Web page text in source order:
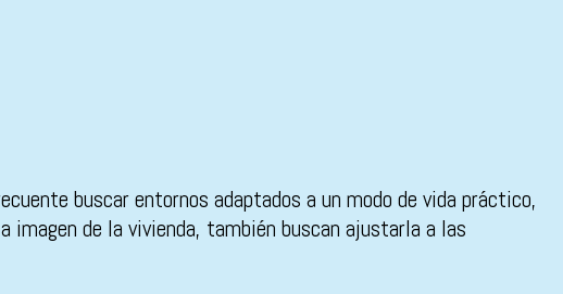
buscar entornos adaptados a un modo de vida práctico,
imagen de la vivienda, también buscan ajustarla a las